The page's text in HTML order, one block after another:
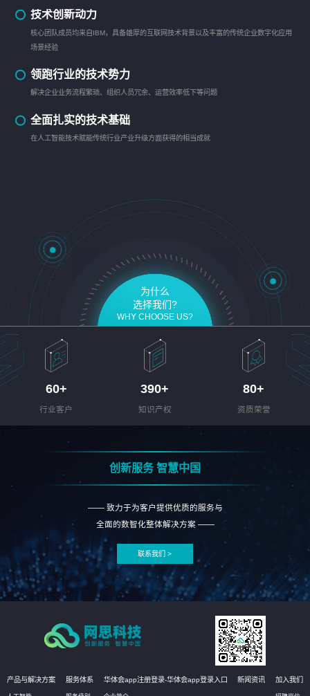
技术创新动力
核心团队成员均来自IBM，具备雄厚的互联网技术背景以及丰富的传统企业数字化应用
场景经验
领跑行业的技术势力
解决企业业务流程繁琐、组织人员冗余、运营效率低下等问题
全面扎实的技术基础
在人工智能技术赋能传统行业产业升级方面获得的相当成就
为什么
选择我们?
WHY CHOOSE US?
60+
行业客户
390+
知识产权
80+
资质荣誉
创新服务 智慧中国
—— 致力于为客户提供优质的服务与
全面的数智化整体解决方案 ——
联系我们 >
产品与解决方案 服务体系 华体会app注册登录-华体会app登录入口 新闻资讯 加入我们